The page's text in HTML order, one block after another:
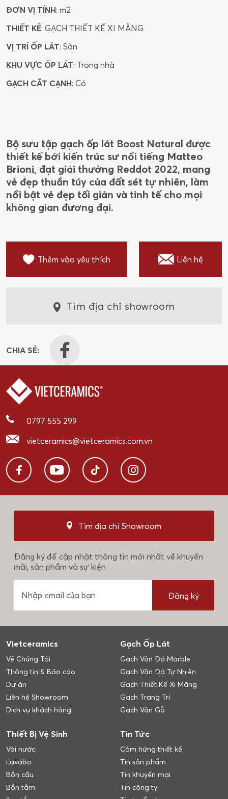
ĐƠN VỊ TÍNH: m2
THIẾT KẾ: GẠCH THIẾT KẾ XI MĂNG
VỊ TRÍ ỐP LÁT: Sàn
KHU VỰC ỐP LÁT: Trong nhà
GẠCH CẮT CẠNH: Có
Bộ sưu tập gạch ốp lát Boost Natural được
thiết kế bởi kiến trúc sư nổi tiếng Matteo
Brioni, đạt giải thưởng Reddot 2022, mang
vẻ đẹp thuần túy của đất sét tự nhiên, làm
nổi bật vẻ đẹp tối giản và tinh tế cho mọi
không gian đương đại.
Thêm vào yêu thích Liên hệ
Tìm địa chỉ showroom
CHIA SẺ:
0797 555 299
vietceramics@vietceramics.com.vn
Tìm địa chỉ Showroom
Đăng ký để cập nhật thông tin mới nhất về khuyến
mãi, sản phẩm và sự kiện
Đăng ký
Vietceramics
Về Chúng Tôi
Thông tin & Báo cáo
Dự án
Liên hệ Showroom
Dịch vụ khách hàng
Gạch Ốp Lát
Gạch Vân Đá Marble
Gạch Vân Đá Tự Nhiên
Gạch Thiết Kế Xi Măng
Gạch Trang Trí
Gạch Vân Gỗ
Thiết Bị Vệ Sinh
Vòi nước
Lavabo
Bồn cầu
Bồn tắm
Tin Tức
Cảm hứng thiết kế
Tin sản phẩm
Tin khuyến mại
Tin công ty